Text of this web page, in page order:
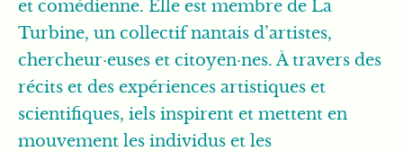
et comédienne. Elle est membre de La
Turbine, un collectif nantais d’artistes,
chercheur·euses et citoyen·nes. À travers des
récits et des expériences artistiques et
scientifiques, iels inspirent et mettent en
mouvement les individus et les